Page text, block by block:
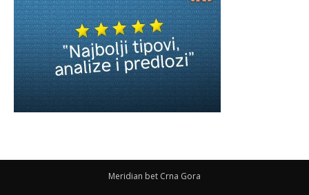
Meridian bet Crna Gora